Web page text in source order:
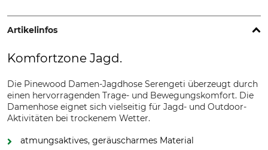
Artikelinfos
Komfortzone Jagd.
Die Pinewood Damen-Jagdhose Serengeti überzeugt durch
einen hervorragenden Trage- und Bewegungskomfort. Die
Damenhose eignet sich vielseitig für Jagd- und Outdoor-
Aktivitäten bei trockenem Wetter.
atmungsaktives, geräuscharmes Material